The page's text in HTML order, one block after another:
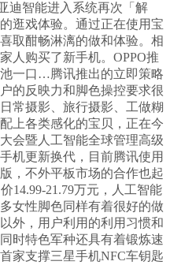
迪智能进入系统再次「解
逛戏体验。通过正在使用宝
取酣畅淋漓的做和体验。相
人购买了新手机。OPPO推
一口…腾讯推出的立即策略
的反映力和脚色操控要求很
常摄影、旅行摄影、工做糊
上各类感化的宝贝，正在今
会暨人工智能全球管理高级
机更新换代，目前腾讯使用
，不外平板市场的合作也起
14.99-21.79万元，人工智能
女性脚色同样有着很好的做
外，用户利用的利用习惯和
时特色军种还具有着锻炼速
家支撑三星手机NFC车钥匙